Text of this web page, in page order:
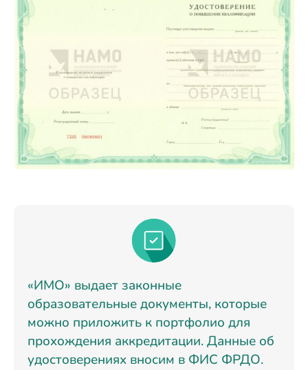
«ИМО» выдает законные
образовательные документы, которые
можно приложить к портфолио для
прохождения аккредитации. Данные об
удостоверениях вносим в ФИС ФРДО.